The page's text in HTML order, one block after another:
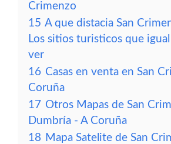
Crimenzo
15 A que distacia San
Los sitios turisticos que
ver
16 Casas en venta en San
Coruña
17 Otros Mapas de San
Dumbría - A Coruña
18 Mapa Satelite de San